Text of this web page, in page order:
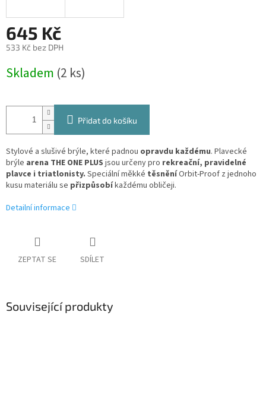
645 Kč
533 Kč bez DPH
cena:
Skladem (2 ks)
Přidat do košíku
Stylové a slušivé brýle, které padnou opravdu každému. Plavecké
brýle arena THE ONE PLUS jsou určeny pro rekreační, pravidelné
plavce i triatlonisty. Speciální měkké těsněníOrbit-Proof z jednoho
kusu materiálu se přizpůsobíkaždému obličeji.
Detailní informace
ZEPTAT SE SDÍLET
Související produkty